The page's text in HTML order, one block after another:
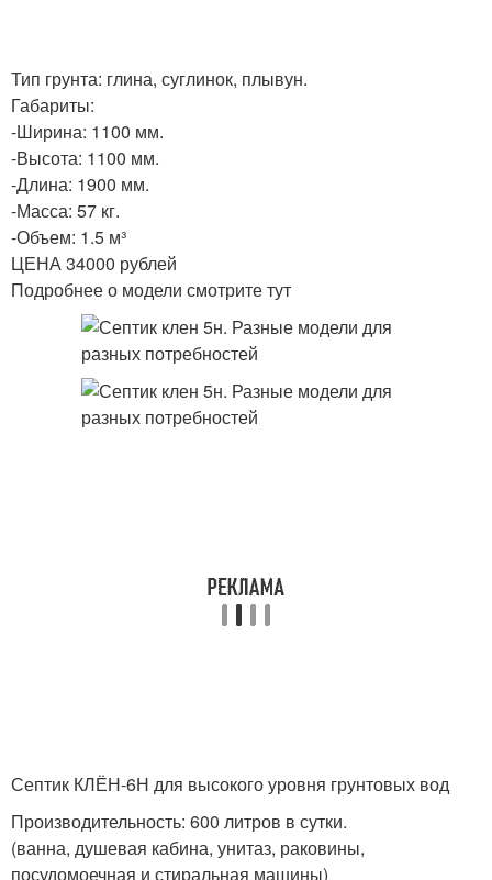
Тип грунта: глина, суглинок, плывун.
Габариты:
-Ширина: 1100 мм.
-Высота: 1100 мм.
-Длина: 1900 мм.
-Масса: 57 кг.
-Объем: 1.5 м³
ЦЕНА 34000 рублей
Подробнее о модели смотрите тут
Септик КЛЁН-6Н для высокого уровня грунтовых вод
Производительность: 600 литров в сутки.
(ванна, душевая кабина, унитаз, раковины,
посудомоечная и стиральная машины)